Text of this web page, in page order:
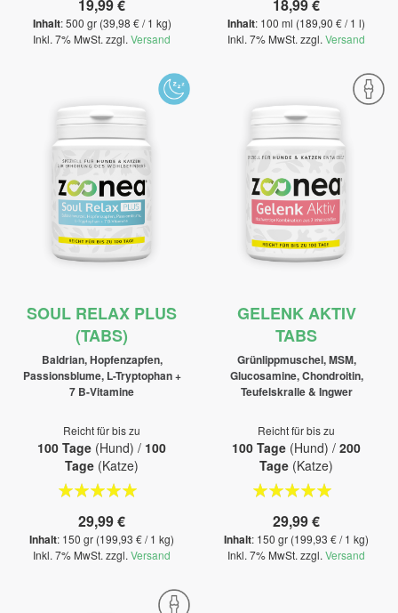
19,99 €
Inhalt: 500 gr (39,98 € / 1 kg)
Inkl. 7% MwSt. zzgl. Versand
18,99 €
Inhalt: 100 ml (189,90 € / 1 l)
Inkl. 7% MwSt. zzgl. Versand
SOUL RELAX PLUS
(TABS)
Baldrian, Hopfenzapfen,
Passionsblume, L-Tryptophan +
7 B-Vitamine
Reicht für bis zu
100 Tage (Hund) / 100
Tage (Katze)
Bewertung:
29,99 €
Inhalt: 150 gr (199,93 € / 1 kg)
Inkl. 7% MwSt. zzgl. Versand
GELENK AKTIV
TABS
Grünlippmuschel, MSM,
Glucosamine, Chondroitin,
Teufelskralle & Ingwer
Reicht für bis zu
100 Tage (Hund) / 200
Tage (Katze)
Bewertung:
29,99 €
Inhalt: 150 gr (199,93 € / 1 kg)
Inkl. 7% MwSt. zzgl. Versand